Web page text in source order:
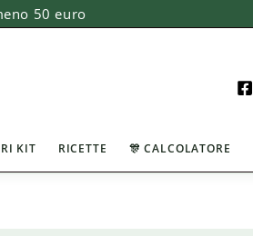
50 euro
KIT RICETTE 🎊 CALCOLATORE